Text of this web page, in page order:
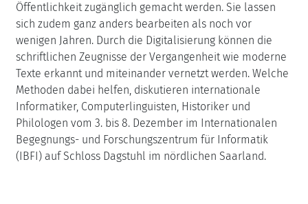
Öffentlichkeit zugänglich gemacht werden. Sie lassen
sich zudem ganz anders bearbeiten als noch vor
wenigen Jahren. Durch die Digitalisierung können die
schriftlichen Zeugnisse der Vergangenheit wie moderne
Texte erkannt und miteinander vernetzt werden. Welche
Methoden dabei helfen, diskutieren internationale
Informatiker, Computerlinguisten, Historiker und
Philologen vom 3. bis 8. Dezember im Internationalen
Begegnungs- und Forschungszentrum für Informatik
(IBFI) auf Schloss Dagstuhl im nördlichen Saarland.